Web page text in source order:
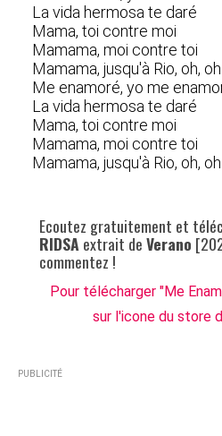
La vida hermosa te daré
Mama, toi contre moi
Mamama, moi contre toi
Mamama, jusqu'à Rio, oh, oh
Me enamoré, yo me
La vida hermosa te daré
Mama, toi contre moi
Mamama, moi contre toi
Mamama, jusqu'à Rio, oh, oh
Ecoutez gratuitement et
RIDSA extrait deVerano
commentez !
Pour télécharger "Me
sur l'icone du store
PUBLICITÉ